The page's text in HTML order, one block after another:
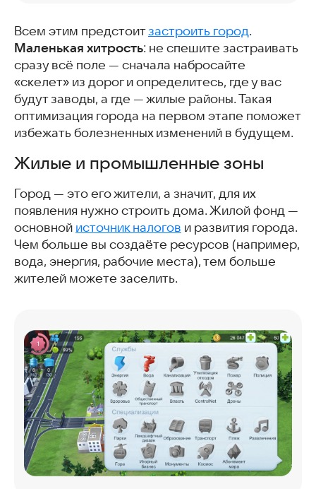
Всем этим предстоитзастроить город.
Маленькая хитрость: не спешите застраивать
сразу всё поле — сначала набросайте
«скелет» из дорог и определитесь, где у вас
будут заводы, а где — жилые районы. Такая
оптимизация города на первом этапе поможет
избежать болезненных изменений в будущем.
Жилые и промышленные зоны
Город — это его жители, а значит, для их
появления нужно строить дома. Жилой фонд —
основной источник налогов и развития города.
Чем больше вы создаёте ресурсов (например,
вода, энергия, рабочие места), тем больше
жителей можете заселить.